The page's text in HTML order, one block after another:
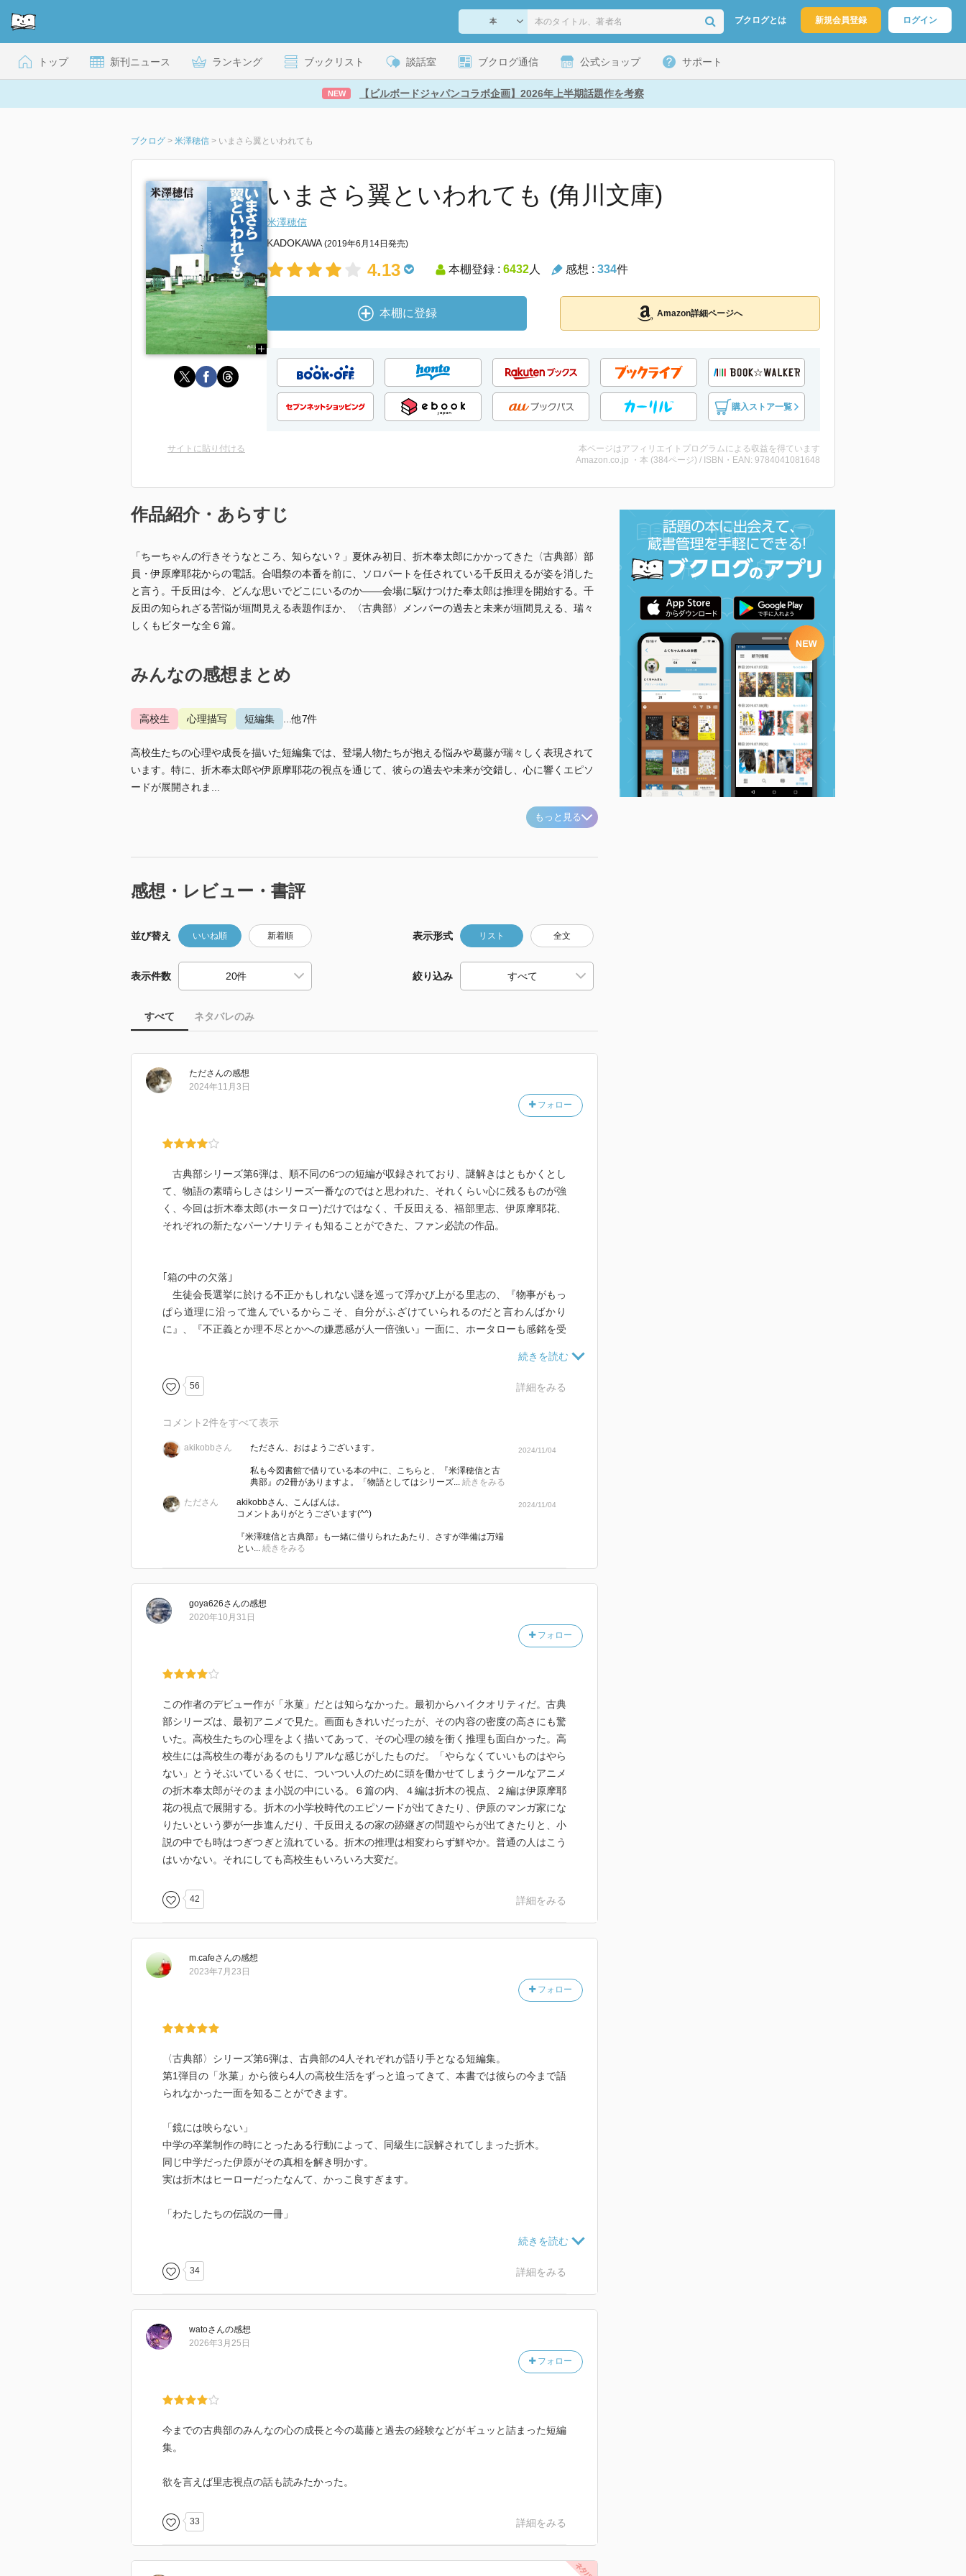
ブクログとは 新規会員登録 ログイン
トップ 新刊ニュース ランキング ブックリスト 談話室 ブクログ通信 公式ショップ サポート
NEW 【ビルボードジャパンコラボ企画】2026年上半期話題作を考察
ブクログ > 米澤穂信 > いまさら翼といわれても
いまさら翼といわれても (角川文庫)
米澤穂信
KADOKAWA(2019年6月14日発売)
4.13 本棚登録 : 6432人 感想 : 334件
本棚に登録 Amazon詳細ページへ
購入ストア一覧
サイトに貼り付ける
本ページはアフィリエイトプログラムによる収益を得ています
Amazon.co.jp ・本 (384ページ) / ISBN・EAN: 9784041081648
作品紹介・あらすじ
「ちーちゃんの行きそうなところ、知らない？」夏休み初日、折木奉太郎にかかってきた〈古典部〉部
員・伊原摩耶花からの電話。合唱祭の本番を前に、ソロパートを任されている千反田えるが姿を消した
と言う。千反田は今、どんな思いでどこにいるのか――会場に駆けつけた奉太郎は推理を開始する。千
反田の知られざる苦悩が垣間見える表題作ほか、〈古典部〉メンバーの過去と未来が垣間見える、瑞々
しくもビターな全６篇。
みんなの感想まとめ
高校生 心理描写 短編集 ...他7件
高校生たちの心理や成長を描いた短編集では、登場人物たちが抱える悩みや葛藤が瑞々しく表現されて
います。特に、折木奉太郎や伊原摩耶花の視点を通じて、彼らの過去や未来が交錯し、心に響くエピソ
ードが展開されま...
もっと見る
感想・レビュー・書評
並び替え いいね順 新着順 表示形式 リスト 全文
表示件数 絞り込み
すべて ネタバレのみ
たださんの感想
フォロー
2024年11月3日
古典部シリーズ第6弾は、順不同の6つの短編が収録されており、謎解きはともかくとし
て、物語の素晴らしさはシリーズ一番なのではと思われた、それくらい心に残るものが強
く、今回は折木奉太郎(ホータロー)だけではなく、千反田える、福部里志、伊原摩耶花、
それぞれの新たなパーソナリティも知ることができた、ファン必読の作品。
｢箱の中の欠落｣
生徒会長選挙に於ける不正かもしれない謎を巡って浮かび上がる里志の、『物事がもっ
ぱら道理に沿って進んでいるからこそ、自分がふざけていられるのだと言わんばかり
に』、『不正義とか理不尽とかへの嫌悪感が人一倍強い』一面に、ホータローも感銘を受
より思い出深いものになったのであろう、そうした感慨深さはホータローの始まりの文章
からも実感できた。
はまた摩耶花も同様の思いであったのだが、その真相を知ったときの彼ともう一人の行い
には、自分自身がどう思われるかというのは全く考えていなかったのであろう、それくら
いの価値のある行動と繋がっていたのは、この年代ならではの陰湿さとでも言えばいいの
だろうか、そうした感動的なものと不快なものとが共存した物語は、まさにタイトルとも
呼応した、人の心は鏡に映らないから安易に扱いかねないが、だからこそ、それをいちば
ん大切にしなければならないのだと。
｢連峰は晴れているか｣
ホータローの『気になるんだ』と千反田の『気になります！』が初めて合わさったレア
な物語は、たとえ二度と会わないかもしれない人であっても、その人の誤ったパーソナリ
ティを簡単に他の人へと伝えることに躊躇いを感じる、そんなホータローの姿は後の物語
｢わたしたちの伝説の一冊｣
れた夢のある内容が現実の世界で起こってもただ鬱陶しいだけなんて、身も蓋もない生々
しさも漂わせる中、『本って不思議ね。だれが書いてもいいなんて』という言葉もあるこ
とや、結末の吹っ切れ方に希望を見出せたことが、せめてもの救いだと思いたい。
それから｢鏡には映らない｣も含めて、摩耶花と｢ふくちゃん｣の仲の良さを、今回摩耶花
主観の物語でようやく実感できたことが嬉しくて、中々、ホータロー主観だとそれが分か
らないからね。
｢長い休日｣
ホータローと千反田の距離がまた一歩、ささやかだけれども縮まるきっかけとなりそう
そこには彼も他の人と同じ、傷つくことだってあるひとりの人間であることがよく分か
りそうな中、タイトルにも込められた姉弟愛の素晴らしさを実感できたことで、ホータロ
ーは救われた部分もきっとあるのだと思い、それが今の彼のパーソナリティへと繋がって
｢いまさら翼といわれても｣
夏休み初日に開催される合唱祭のソロパートを担当する千反田が、当日になって突然行
方不明になった理由を、ホータロー、里志、摩耶花がそれぞれに協力して突き止める展開
には、おそらく初めて見る千反田のある一面が垣間見えたのだが、それに寄り添うホータ
からないものを背負ってきた千反田を慮り、人の心とはこれくらい繊細なものなんだとい
うことを、彼はきっと読み手にも教えてくれたのだと思う。
信と古典部｣というファン向けの本に、最新作が1編収録されているそうなので(しかも大
56 詳細をみる
コメント 2件をすべて表示
akikobbさん たださん、おはようございます。
私も今図書館で借りている本の中に、こちらと、『米澤穂信と古
典部』の2冊がありますよ。「物語としてはシリーズ... 続きをみる
2024/11/04
たださん
akikobbさん、こんばんは。
コメントありがとうございます(^^)
『米澤穂信と古典部』も一緒に借りられたあたり、さすが準備は万端
とい... 続きをみる
2024/11/04
goya626さんの感想
フォロー
2020年10月31日
この作者のデビュー作が「氷菓」だとは知らなかった。最初からハイクオリティだ。古典
部シリーズは、最初アニメで見た。画面もきれいだったが、その内容の密度の高さにも驚
いた。高校生たちの心理をよく描いてあって、その心理の綾を衝く推理も面白かった。高
校生には高校生の毒があるのもリアルな感じがしたものだ。「やらなくていいものはやら
ない」とうそぶいているくせに、ついつい人のために頭を働かせてしまうクールなアニメ
の折木奉太郎がそのまま小説の中にいる。６篇の内、４編は折木の視点、２編は伊原摩耶
花の視点で展開する。折木の小学校時代のエピソードが出てきたり、伊原のマンガ家にな
りたいという夢が一歩進んだり、千反田えるの家の跡継ぎの問題やらが出てきたりと、小
説の中でも時はつぎつぎと流れている。折木の推理は相変わらず鮮やか。普通の人はこう
はいかない。それにしても高校生もいろいろ大変だ。
42 詳細をみる
m.cafeさんの感想
フォロー
2023年7月23日
〈古典部〉シリーズ第6弾は、古典部の4人それぞれが語り手となる短編集。
第1弾目の「氷菓」から彼ら4人の高校生活をずっと追ってきて、本書では彼らの今まで語
られなかった一面を知ることができます。
「鏡には映らない」
中学の卒業制作の時にとったある行動によって、同級生に誤解されてしまった折木。
同じ中学だった伊原がその真相を解き明かす。
実は折木はヒーローだったなんて、かっこ良すぎます。
「わたしたちの伝説の一冊」
「長い休日」
奉太郎が省エネ主義になった理由は？
くさんあります。
謎を解いたあとに残るさわやかさとか、必要以上に深入りしないところとか。
34 詳細をみる
watoさんの感想
フォロー
2026年3月25日
今までの古典部のみんなの心の成長と今の葛藤と過去の経験などがギュッと詰まった短編
集。
欲を言えば里志視点の話も読みたかった。
33 詳細をみる